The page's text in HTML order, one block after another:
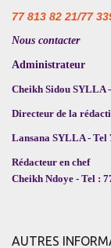
77 813 82 21/77
Nous contacter
Administrateur
Cheikh Sidou SYLLA
Directeur de la
Lansana SYLLA - Tel
Rédacteur en chef
Cheikh Ndoye - Tel :
AUTRES